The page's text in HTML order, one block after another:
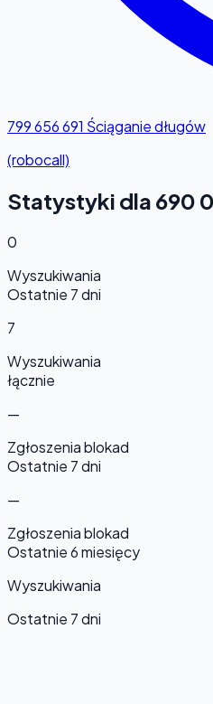
799 656 691 Ściąganie długów
(robocall)
Statystyki dla 690
0
Wyszukiwania
Ostatnie 7 dni
7
Wyszukiwania
łącznie
—
Zgłoszenia blokad
Ostatnie 7 dni
—
Zgłoszenia blokad
Ostatnie 6 miesięcy
Wyszukiwania
Ostatnie 7 dni